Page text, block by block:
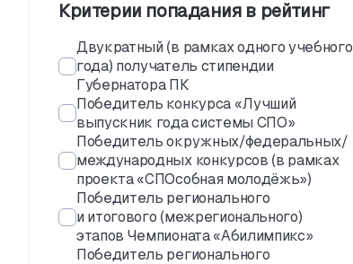
Критерии попадания в рейтинг
Двукратный (в рамках одного учебного
года) получатель стипендии
Губернатора ПК
Победитель конкурса «Лучший
выпускник года системы СПО»
Победитель окружных/федеральных/
международных конкурсов (в рамках
проекта «СПОсобная молодёжь»)
Победитель регионального
и итогового (межрегионального)
этапов Чемпионата «Абилимпикс»
Победитель регионального